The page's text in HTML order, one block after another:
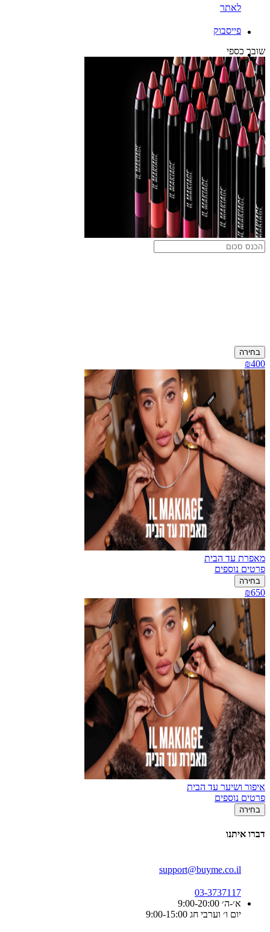
לאתר
פייסבוק
שובר כספי
בחירה
₪400
מאפרת עד הבית
פרטים נוספים
בחירה
₪650
איפור ושיער עד הבית
פרטים נוספים
בחירה
דברו איתנו
support@buyme.co.il
03-3737117
א׳-ה׳ 9:00-20:00
יום ו׳ וערבי חג 9:00-15:00